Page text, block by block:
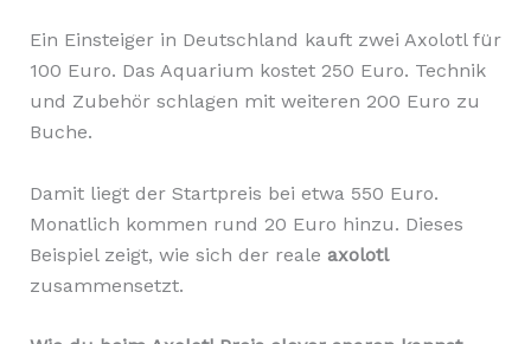
Ein Einsteiger in Deutschland kauft zwei Axolotl für
100 Euro. Das Aquarium kostet 250 Euro. Technik
und Zubehör schlagen mit weiteren 200 Euro zu
Buche.
Damit liegt der Startpreis bei etwa 550 Euro.
Monatlich kommen rund 20 Euro hinzu. Dieses
Beispiel zeigt, wie sich der reale axolotl
zusammensetzt.